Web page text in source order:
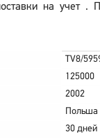
на учет .
TV8/
125000
2002
Польша
30 дней